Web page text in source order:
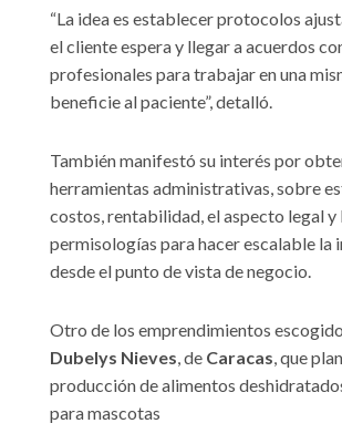
“La idea es establecer protocolos
el cliente espera y llegar a acuerdos
profesionales para trabajar en una
beneficie al paciente”, detalló.
También manifestó su interés por
herramientas administrativas, sobre
costos, rentabilidad, el aspecto legal y
permisologías para hacer escalable la
desde el punto de vista de negocio.
Otro de los emprendimientos
Dubelys Nieves , de Caracas , que
producción de alimentos
para mascotas